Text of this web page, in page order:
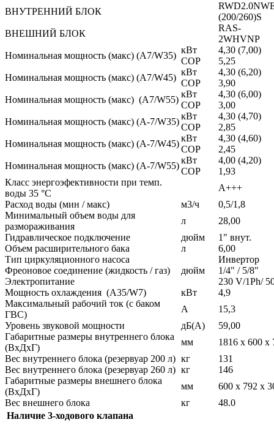
ВНУТРЕННИЙ БЛОК
(200/260)S
ВНЕШНИЙ БЛОК
RAS-
2WHVNP
Номинальная мощность (макс) (A7/W35)
кВт
4,30 (7,00)
СОР
5,25
Номинальная мощность (макс) (A7/W45)
кВт
4,30 (6,20)
СОР
3,90
Номинальная мощность (макс) (A7/W55)
кВт
4,30 (6,00)
СОР
3,00
Номинальная мощность (макс) (A-7/W35)
кВт
4,30 (4,70)
СОР
2,85
Номинальная мощность (макс) (A-7/W45)
кВт
4,30 (4,60)
СОР
2,45
Номинальная мощность (макс) (A-7/W55)
кВт
4,00 (4,20)
СОР
1,93
Класс энергоэфективности при темп.
воды 35 °C
А+++
Расход воды (мин / макс)
м3/ч
0,5/1,8
Минимальный объем воды для
размораживания
л
28,00
Гидравлическое подключение
дюйм
1" внут.
Объем расширительного бака
л
6,00
Тип циркуляционного насоса
Инвертор
Фреоновое соединение (жидкость / газ)
дюйм
1/4" / 5/8"
Электропитание
230 V/1Ph/
Мощность охлаждения (A35/W7)
кВт
4,9
Максимальный рабочий ток (с баком
ГВС)
A
15,3
Уровень звуковой мощности
дБ(A)
59,00
Габаритные размеры внутреннего блока
(ВхДхГ)
мм
1816 х 600 х
Вес внутреннего блока (резервуар 200 л) кг
131
Вес внутреннего блока (резервуар 260 л) кг
146
Габаритные размеры внешнего блока
(ВхДхГ)
мм
600 х 792 х
Вес внешнего блока
кг
48.0
Наличие 3-ходового клапана